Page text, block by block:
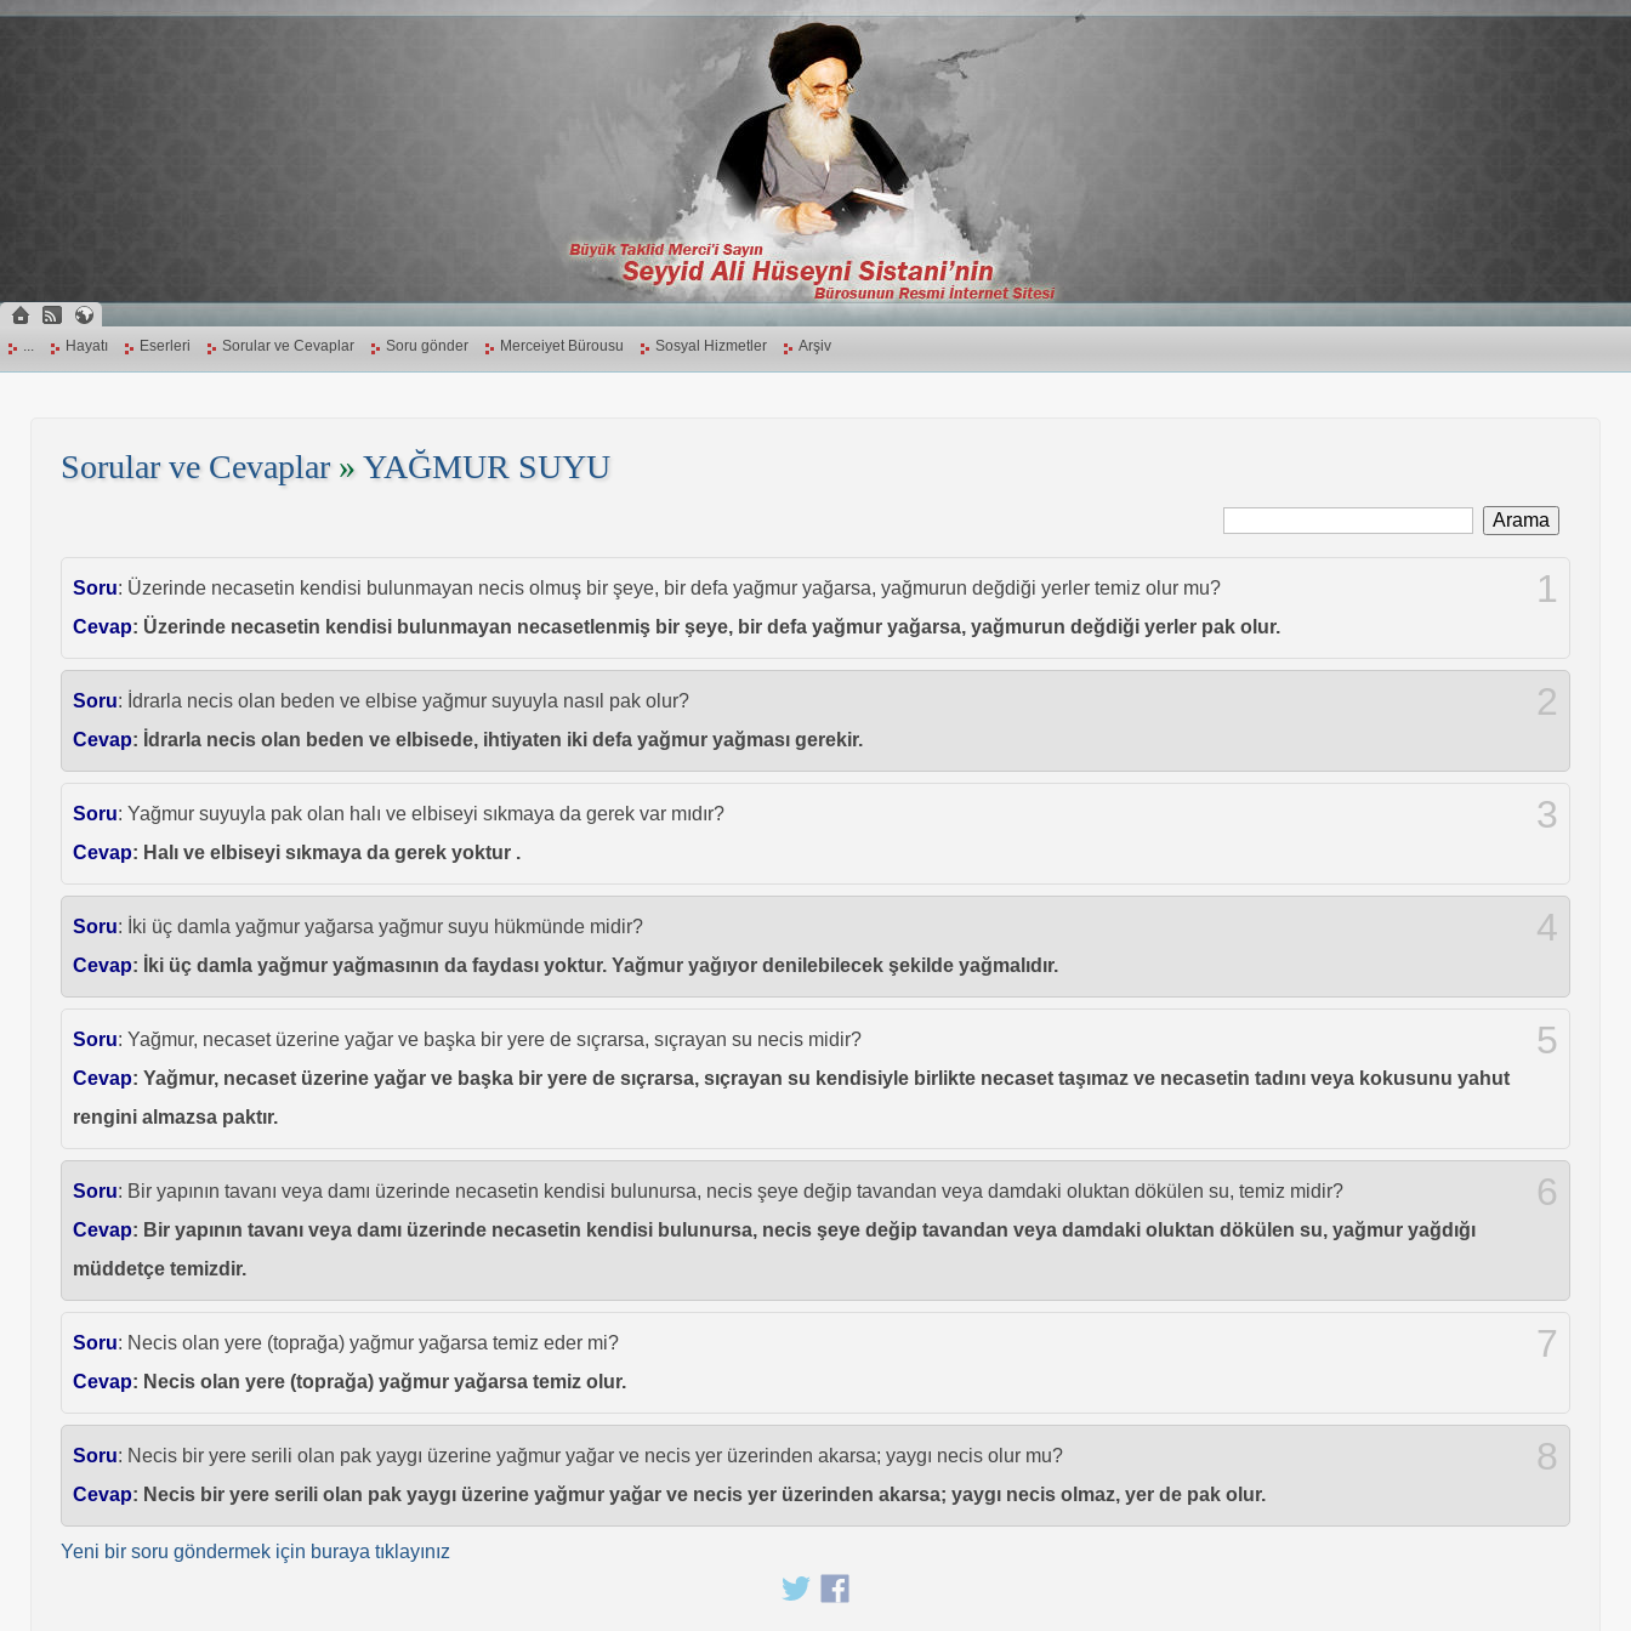
... Hayatı Eserleri Sorular ve Cevaplar Soru gönder Merceiyet Bürousu Sosyal Hizmetler Arşiv
Sorular ve Cevaplar» YAĞMUR SUYU
Arama
1
Soru: Üzerinde necasetin kendisi bulunmayan necis olmuş bir şeye, bir defa yağmur yağarsa, yağmurun değdiği yerler temiz olur mu?
Cevap: Üzerinde necasetin kendisi bulunmayan necasetlenmiş bir şeye, bir defa yağmur yağarsa, yağmurun değdiği yerler pak olur.
2
Soru: İdrarla necis olan beden ve elbise yağmur suyuyla nasıl pak olur?
Cevap: İdrarla necis olan beden ve elbisede, ihtiyaten iki defa yağmur yağması gerekir.
3
Soru: Yağmur suyuyla pak olan halı ve elbiseyi sıkmaya da gerek var mıdır?
Cevap: Halı ve elbiseyi sıkmaya da gerek yoktur .
4
Soru: İki üç damla yağmur yağarsa yağmur suyu hükmünde midir?
Cevap: İki üç damla yağmur yağmasının da faydası yoktur. Yağmur yağıyor denilebilecek şekilde yağmalıdır.
5
Soru: Yağmur, necaset üzerine yağar ve başka bir yere de sıçrarsa, sıçrayan su necis midir?
Cevap: Yağmur, necaset üzerine yağar ve başka bir yere de sıçrarsa, sıçrayan su kendisiyle birlikte necaset taşımaz ve necasetin tadını veya kokusunu yahut
rengini almazsa paktır.
6
Soru: Bir yapının tavanı veya damı üzerinde necasetin kendisi bulunursa, necis şeye değip tavandan veya damdaki oluktan dökülen su, temiz midir?
Cevap: Bir yapının tavanı veya damı üzerinde necasetin kendisi bulunursa, necis şeye değip tavandan veya damdaki oluktan dökülen su, yağmur yağdığı
müddetçe temizdir.
7
Soru: Necis olan yere (toprağa) yağmur yağarsa temiz eder mi?
Cevap: Necis olan yere (toprağa) yağmur yağarsa temiz olur.
8
Soru: Necis bir yere serili olan pak yaygı üzerine yağmur yağar ve necis yer üzerinden akarsa; yaygı necis olur mu?
Cevap: Necis bir yere serili olan pak yaygı üzerine yağmur yağar ve necis yer üzerinden akarsa; yaygı necis olmaz, yer de pak olur.
Yeni bir soru göndermek için buraya tıklayınız